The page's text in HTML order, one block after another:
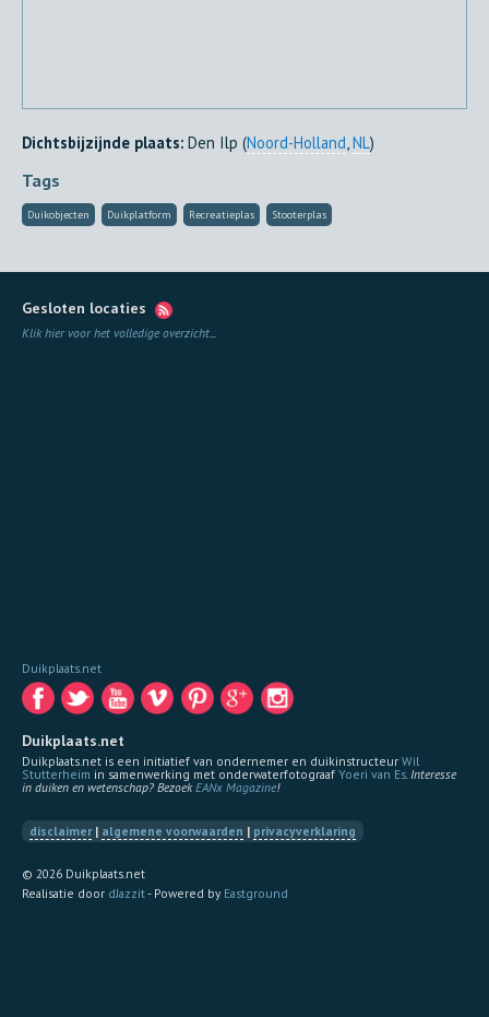
Dichtsbijzijnde plaats: Den Ilp (Noord-Holland,NL)
Tags
Duikobjecten Duikplatform Recreatieplas Stooterplas
Gesloten locaties
Klik hier voor het volledige overzicht
Duikplaats.net
Duikplaats.net
Duikplaats.net is een initiatief van ondernemer en duikinstructeur Wil
Stutterheim in samenwerking met onderwaterfotograaf Yoeri van Es.Interesse
in duiken en wetenschap? BezoekEANx Magazine!
disclaimer| algemene voorwaarden | privacyverklaring
© 2026 Duikplaats.net
Realisatie door dJazzit- Powered by Eastground